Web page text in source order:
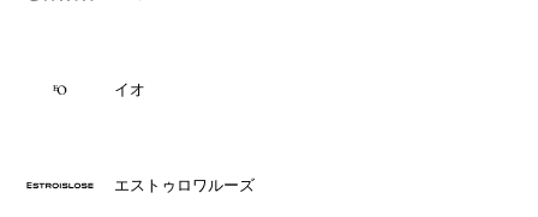
イオ
エストゥロワルーズ